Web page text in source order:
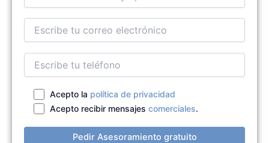
Acepto la política de privacidad
Acepto recibir mensajes comerciales.
Pedir Asesoramiento gratuito